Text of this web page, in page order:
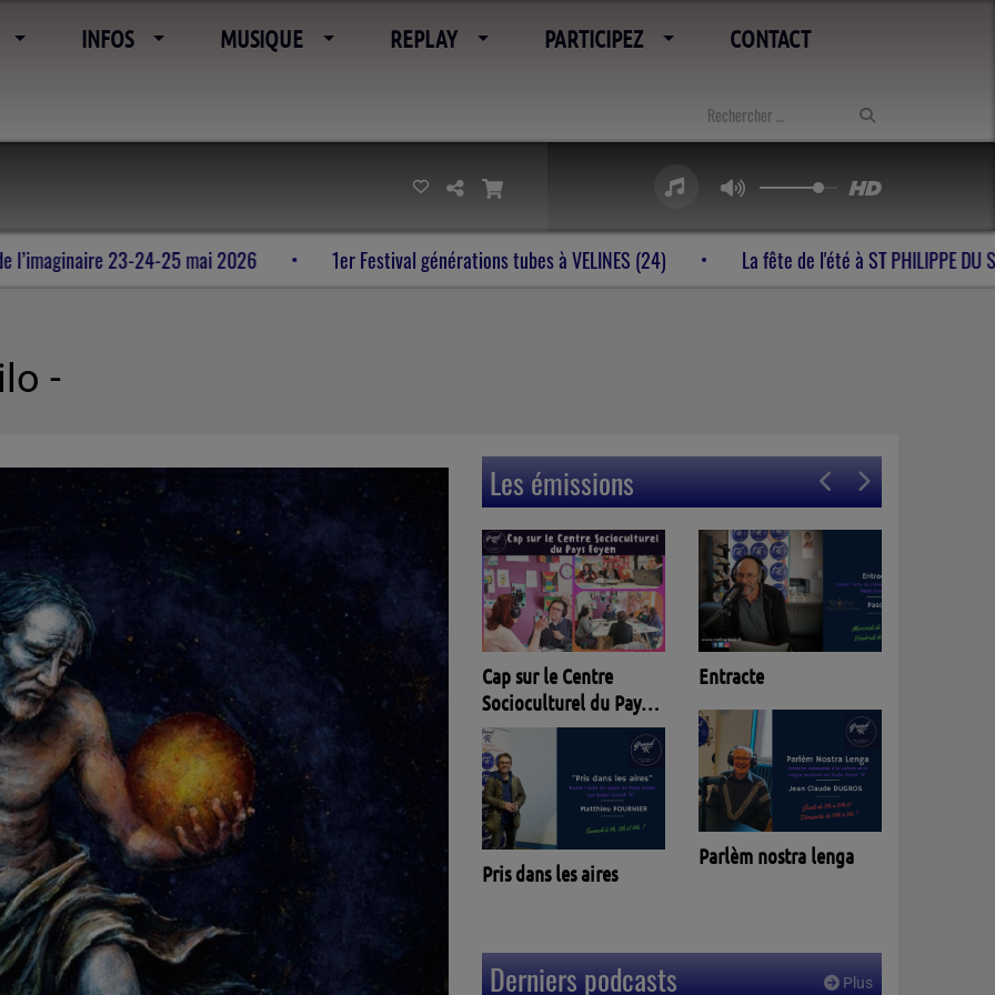
INFOS MUSIQUE REPLAY PARTICIPEZ CONTACT
vieilles pierres et de l’imaginaire 23-24-25 mai 2026 1er Festival générations tubes à VELINES (24) La fête de
-
Les émissions
L'agenda de l'OT Quai
Cyrano à Bergerac
La Cibi vous parle !
Cap sur le Centre
Socioculturel du Pays
Foyen
Pris dans les aires
Entracte
Parlèm nostra lenga
Plus
Derniers podcasts